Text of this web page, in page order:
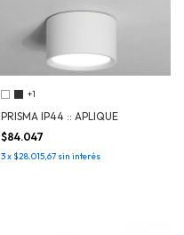
+1
PRISMA IP44 :: APLIQUE
$84.047
3x$28.015,67 sin interés